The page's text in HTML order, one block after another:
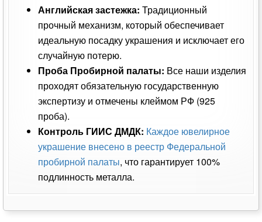
Английская застежка: Традиционный
прочный механизм, который обеспечивает
идеальную посадку украшения и исключает его
случайную потерю.
Проба Пробирной палаты: Все наши изделия
проходят обязательную государственную
экспертизу и отмечены клеймом РФ (925
проба).
Контроль ГИИС ДМДК: Каждое ювелирное
украшение внесено в реестр Федеральной
пробирной палаты, что гарантирует 100%
подлинность металла.